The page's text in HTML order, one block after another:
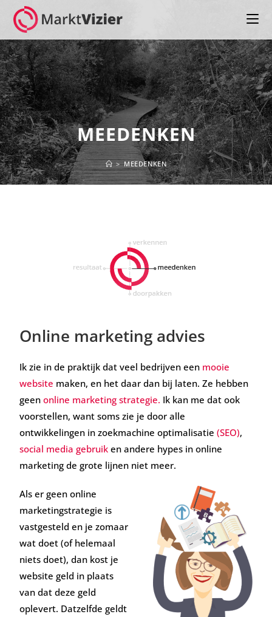
MEEDENKEN
> MEEDENKEN
Online marketing advies
Ik zie in de praktijk dat veel bedrijven een mooie
website maken, en het daar dan bij laten. Ze hebben
geenonline marketing strategie. Ik kan me dat ook
voorstellen, want soms zie je door alle
ontwikkelingen in zoekmachine optimalisatie(SEO),
social media gebruik en andere hypes in online
marketing de grote lijnen niet meer.
Als er geen online
marketingstrategie is
vastgesteld en je zomaar
wat doet (of helemaal
niets doet), dan kost je
website geld in plaats
van dat deze geld
oplevert. Datzelfde geldt